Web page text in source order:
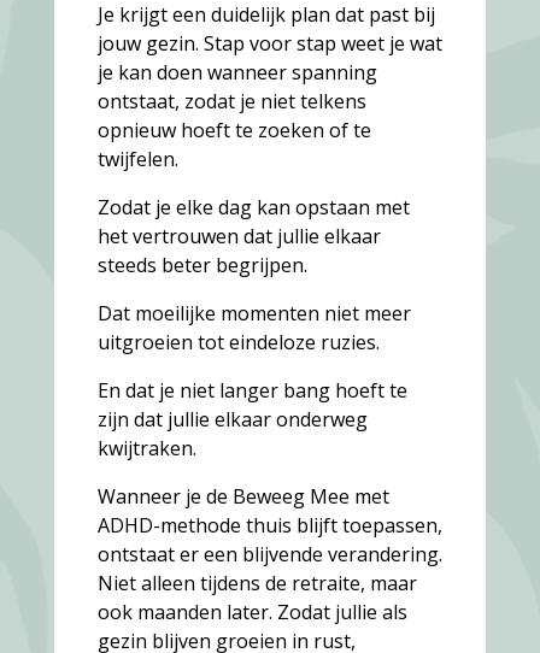
Je krijgt een duidelijk plan dat past bij
jouw gezin. Stap voor stap weet je wat
je kan doen wanneer spanning
ontstaat, zodat je niet telkens
opnieuw hoeft te zoeken of te
twijfelen.
Zodat je elke dag kan opstaan met
het vertrouwen dat jullie elkaar
steeds beter begrijpen.
Dat moeilijke momenten niet meer
uitgroeien tot eindeloze ruzies.
En dat je niet langer bang hoeft te
zijn dat jullie elkaar onderweg
kwijtraken.
Wanneer je de Beweeg Mee met
ADHD-methode thuis blijft toepassen,
ontstaat er een blijvende verandering.
Niet alleen tijdens de retraite, maar
ook maanden later. Zodat jullie als
gezin blijven groeien in rust,